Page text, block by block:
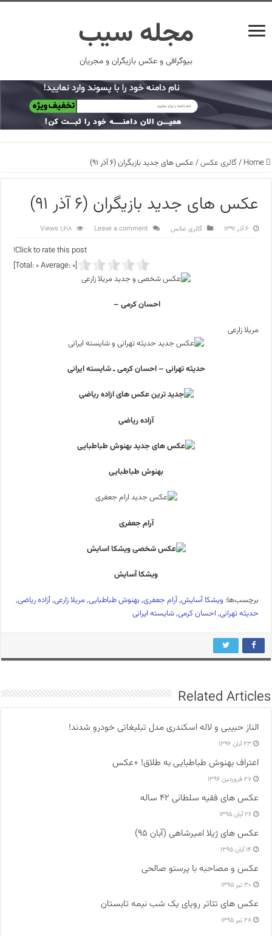
مجله سیب
بیوگرافی و عکس بازیگران و مجریان
Home
/گالری عکس/ عکس های جدید بازیگران (۶ آذر ۹۱)
عکس های جدید بازیگران (۶ آذر ۹۱)
۶ آذر ۱۳۹۱ گالری عکس Leave a comment
1,618 Views
Click to rate this post!
[Total:
0Average: 0
]
احسان کرمی –
مریلا زارعی
حدیثه تهرانی – احسان کرمی ـ شایسته ایرانی
آزاده ریاضی
بهنوش طباطبایی
آرام جعفری
ویشکا آسایش
برچسب‌ها: ویشکا آسایش,آرام جعفری, بهنوش طباطبایی,مریلا زارعی,آزاده ریاضی,
حدیثه تهرانی, احسان کرمی,شایسته ایرانی
Related Articles
الناز حبیبی و لاله اسکندری مدل تبلیغاتی خودرو شدند!
۲۳ آبان ۱۳۹۶
اعتراف بهنوش طباطبایی به طلاق! +عکس
۲۷ فروردین ۱۳۹۶
عکس های فقیه سلطانی ۴۲ ساله
۲۶ آبان ۱۳۹۵
عکس های ژیلا امیرشاهی (آبان ۹۵)
۱۴ آبان ۱۳۹۵
عکس و مصاحبه با پرستو صالحی
۳۰ تیر ۱۳۹۵
عکس های تئاتر رویای یک شب نیمه تابستان
۲۸ تیر ۱۳۹۵